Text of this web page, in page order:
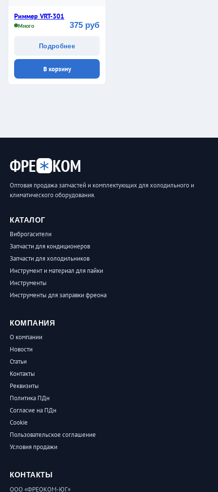
Риммер VRT-301
Много 375 руб
Подробнее
В корзину
ФРЕ КОМ
Оптовая продажа запчастей и комплектующих для холодильного и
климатического оборудования.
КАТАЛОГ
Виброгасители
Запчасти для кондиционеров
Запчасти для холодильников
Инструмент и материал для пайки
Инструменты
Инструменты для заправки фреона
КОМПАНИЯ
О компании
Новости
Статьи
Контакты
Реквизиты
Политика ПДн
Согласие на ПДн
Cookie
Пользовательское соглашение
Условия продажи
КОНТАКТЫ
ООО «ФРЕОКОМ-ЮГ»